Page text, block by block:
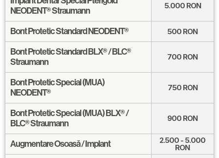
NEODENT® Straumann
5.000 RON
Bont Protetic Standard NEODENT® 500 RON
Bont Protetic Standard BLX® / BLC®
Straumann
700 RON
Bont Protetic Special (MUA)
NEODENT®
750 RON
Bont Protetic Special (MUA) BLX® /
BLC® Straumann
900 RON
Augmentare Osoasă / Implant 2.500 - 5.000
RON